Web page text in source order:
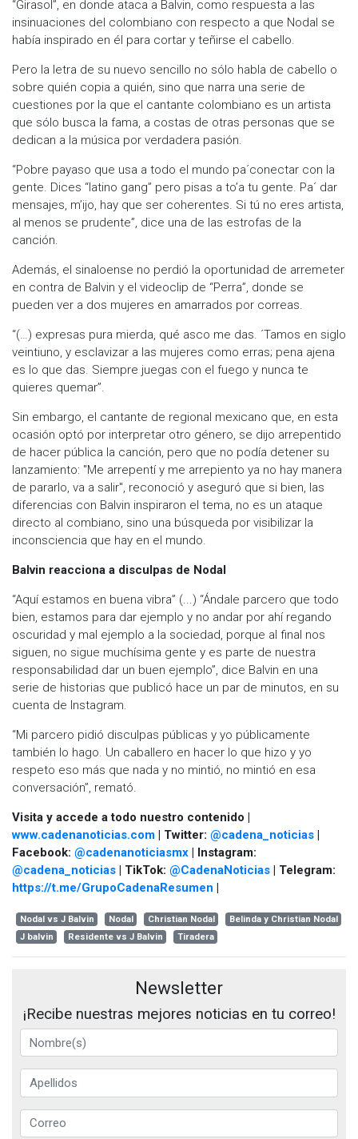
“Girasol”, en donde ataca a Balvin, como respuesta a las
insinuaciones del colombiano con respecto a que Nodal se
había inspirado en él para cortar y teñirse el cabello.
Pero la letra de su nuevo sencillo no sólo habla de cabello o
sobre quién copia a quién, sino que narra una serie de
cuestiones por la que el cantante colombiano es un artista
que sólo busca la fama, a costas de otras personas que se
dedican a la música por verdadera pasión.
“Pobre payaso que usa a todo el mundo pa´conectar con la
gente. Dices “latino gang” pero pisas a to’a tu gente. Pa´ dar
mensajes, m’ijo, hay que ser coherentes. Si tú no eres artista,
al menos se prudente”, dice una de las estrofas de la
canción.
Además, el sinaloense no perdió la oportunidad de arremeter
en contra de Balvin y el videoclip de “Perra”, donde se
pueden ver a dos mujeres en amarrados por correas.
“(…) expresas pura mierda, qué asco me das. ´Tamos en siglo
veintiuno, y esclavizar a las mujeres como erras; pena ajena
es lo que das. Siempre juegas con el fuego y nunca te
quieres quemar”.
Sin embargo, el cantante de regional mexicano que, en esta
ocasión optó por interpretar otro género, se dijo arrepentido
de hacer pública la canción, pero que no podía detener su
lanzamiento: "Me arrepentí y me arrepiento ya no hay manera
de pararlo, va a salir", reconoció y aseguró que si bien, las
diferencias con Balvin inspiraron el tema, no es un ataque
directo al combiano, sino una búsqueda por visibilizar la
inconsciencia que hay en el mundo.
Balvin reacciona a disculpas de Nodal
“Aquí estamos en buena vibra” (...) “Ándale parcero que todo
bien, estamos para dar ejemplo y no andar por ahí regando
oscuridad y mal ejemplo a la sociedad, porque al final nos
siguen, no sigue muchísima gente y es parte de nuestra
responsabilidad dar un buen ejemplo”, dice Balvin en una
serie de historias que publicó hace un par de minutos, en su
cuenta de Instagram.
“Mi parcero pidió disculpas públicas y yo públicamente
también lo hago. Un caballero en hacer lo que hizo y yo
respeto eso más que nada y no mintió, no mintió en esa
conversación”, remató.
Visita y accede a todo nuestro contenido |
www.cadenanoticias.com | Twitter: @cadena_noticias |
Facebook: @cadenanoticiasmx | Instagram:
@cadena_noticias | TikTok: @CadenaNoticias | Telegram:
https://t.me/GrupoCadenaResumen |
Nodal vs J Balvin Nodal Christian Nodal
Belinda y Christian Nodal
J balvin
Residente vs J Balvin Tiradera
Newsletter
¡Recibe nuestras mejores noticias en tu correo!